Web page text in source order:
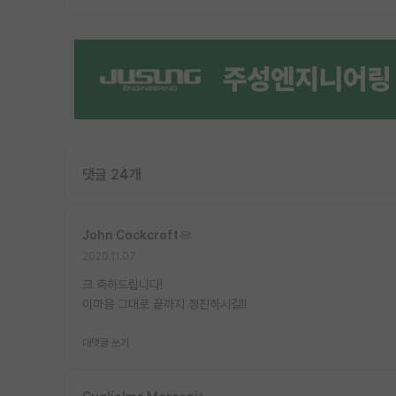
댓글 24개
John Cockcroft
크 축하드립니다!
이마음 그대로 끝까지 정진하시길!!
대댓글 쓰기